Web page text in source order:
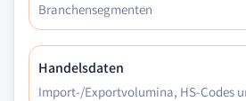
Branchensegmenten
Handelsdaten
Import-/Exportvolumina, HS-Codes